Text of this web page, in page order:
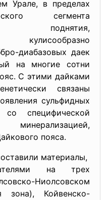
Урале, в пределах
сегмента
поднятия,
диабазовых даек
на многие сотни
С этими дайками
связаны
сульфидных
специфической
минерализацией,
пояса.
материалы,
на трех
Ниолсовском
зона), Койвенско-